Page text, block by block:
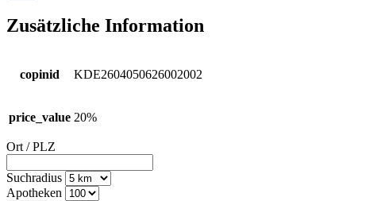
Zusätzliche Information
copinid KDE2604050626002002
price_value 20%
Ort / PLZ
Suchradius
Apotheken